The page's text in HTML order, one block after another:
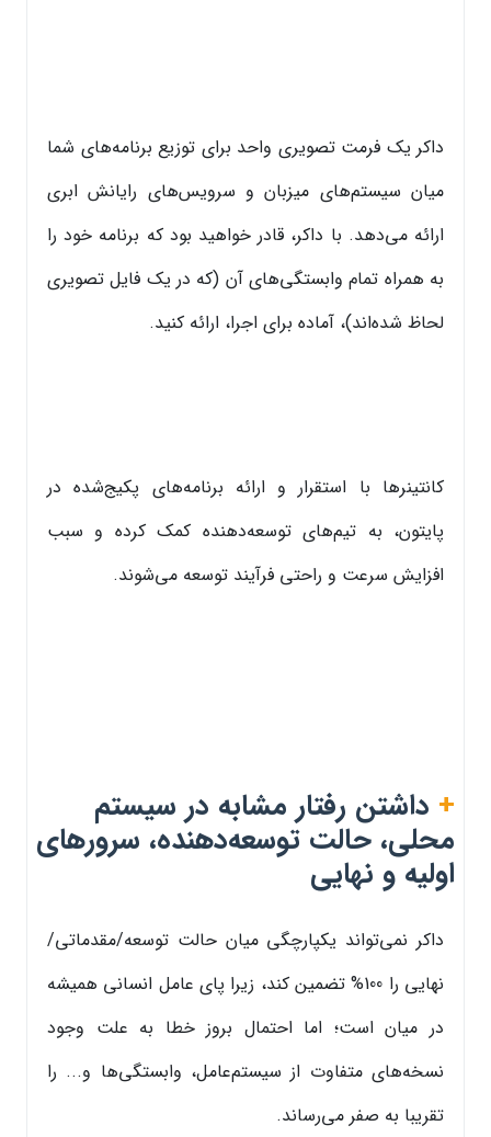
داکر یک فرمت تصویری واحد برای توزیع برنامه‌های شما
میان سیستم‌های میزبان و سرویس‌های رایانش ابری
ارائه می‌دهد. با داکر، قادر خواهید بود که برنامه خود را
به همراه تمام وابستگی‌های آن (که در یک فایل تصویری
لحاظ شده‌اند)، آماده برای اجرا، ارائه کنید.
کانتینرها با استقرار و ارائه برنامه‌های پکیج‌شده در
پایتون، به تیم‌های توسعه‌دهنده کمک کرده و سبب
افزایش سرعت و راحتی فرآیند توسعه می‌شوند.
+ داشتن رفتار مشابه در سیستم
محلی، حالت توسعه‌دهنده، سرورهای
اولیه و نهایی
داکر نمی‌تواند یکپارچگی میان حالت توسعه/مقدماتی/
نهایی را 100% تضمین کند، زیرا پای عامل انسانی همیشه
در میان است؛ اما احتمال بروز خطا به علت وجود
نسخه‌های متفاوت از سیستم‌عامل، وابستگی‌ها و... را
تقریبا به صفر می‌رساند.